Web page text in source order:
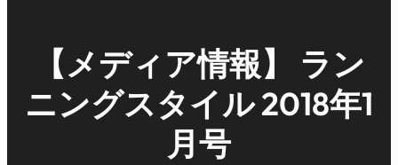
【メディア情報】 ラン
ニングスタイル 2018年1
月号